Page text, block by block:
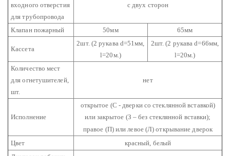
входного отверстия
для трубопровода
с двух сторон
Клапан пожарный 50мм 65мм
Кассета
2шт. (2 рукава d=51мм,
l=20м.)
2шт. (2 рукава d=66мм,
l=20м.)
Количество мест
для огнетушителей,
шт.
нет
Исполнение
открытое (С - дверки со стеклянной вставкой)
или закрытое (З – без стеклянной вставки);
правое (П) или левое (Л) открывание дверок
Цвет
красный, белый